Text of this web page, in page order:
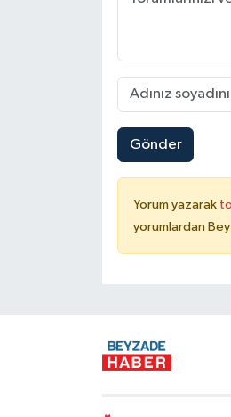
Gönder
Yorum yazarak
yorumlardan